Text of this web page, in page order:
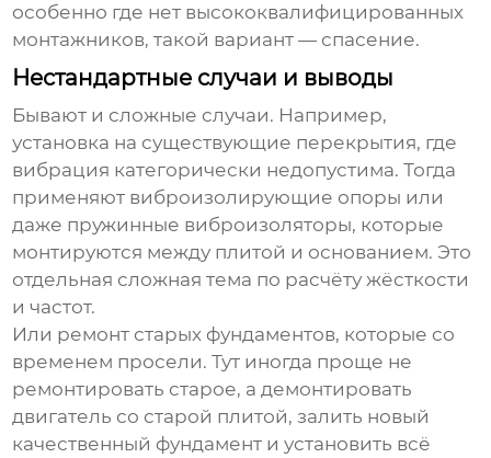
особенно где нет высококвалифицированных
монтажников, такой вариант — спасение.
Нестандартные случаи и выводы
Бывают и сложные случаи. Например,
установка на существующие перекрытия, где
вибрация категорически недопустима. Тогда
применяют виброизолирующие опоры или
даже пружинные виброизоляторы, которые
монтируются между плитой и основанием. Это
отдельная сложная тема по расчёту жёсткости
и частот.
Или ремонт старых фундаментов, которые со
временем просели. Тут иногда проще не
ремонтировать старое, а демонтировать
двигатель со старой плитой, залить новый
качественный фундамент и установить всё